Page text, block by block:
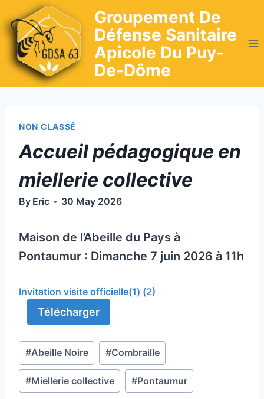
to
content
Groupement De
Défense Sanitaire
Apicole Du Puy-
De-Dôme
NON CLASSÉ
Accueil pédagogique en
miellerie collective
By Eric 30 May 2026
Maison de l’Abeille du Pays à
Pontaumur : Dimanche 7 juin 2026 à 11h
Invitation visite officielle(1) (2)
Télécharger
Post
Tags:
#Abeille Noire #Combraille
#Miellerie collective #Pontaumur